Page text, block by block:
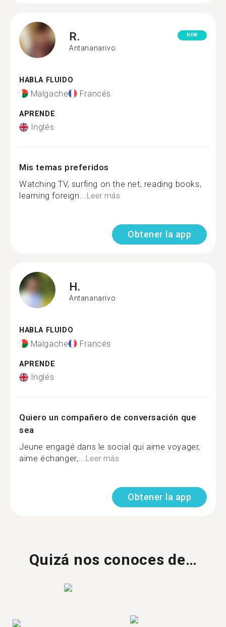
R.
Antananarivo
NEW
HABLA FLUIDO
Malgache Francés
APRENDE
Inglés
Mis temas preferidos
Watching TV, surfing on the net, reading books,
learning foreign...Leer más
Obtener la app
H.
Antananarivo
HABLA FLUIDO
Malgache Francés
APRENDE
Inglés
Quiero un compañero de conversación que
sea
Jeune engagé dans le social qui aime voyager,
aime échanger,...Leer más
Obtener la app
Quizá nos conoces de…